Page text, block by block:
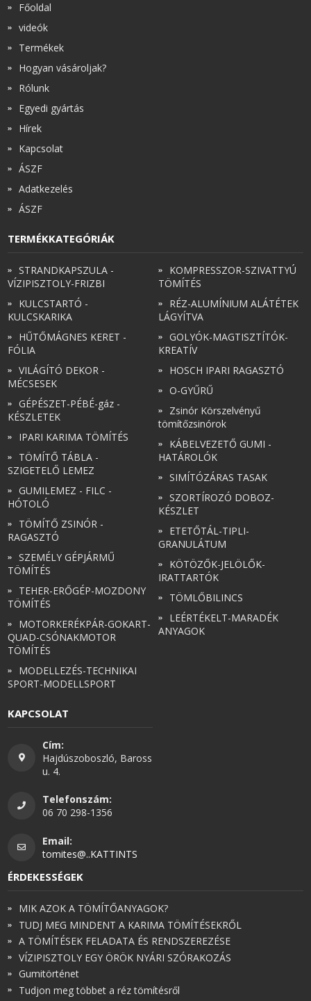
Főoldal
videók
Termékek
Hogyan vásároljak?
Rólunk
Egyedi gyártás
Hírek
Kapcsolat
ÁSZF
Adatkezelés
ÁSZF
TERMÉKKATEGÓRIÁK
STRANDKAPSZULA -
VÍZIPISZTOLY-FRIZBI
KULCSTARTÓ -
KULCSKARIKA
HŰTŐMÁGNES KERET -
FÓLIA
VILÁGÍTÓ DEKOR -
MÉCSESEK
GÉPÉSZET-PÉBÉ-gáz -
KÉSZLETEK
IPARI KARIMA TÖMÍTÉS
TÖMÍTŐ TÁBLA -
SZIGETELŐ LEMEZ
GUMILEMEZ - FILC -
HÓTOLÓ
TÖMÍTŐ ZSINÓR -
RAGASZTÓ
SZEMÉLY GÉPJÁRMŰ
TÖMÍTÉS
TEHER-ERŐGÉP-MOZDONY
TÖMÍTÉS
MOTORKERÉKPÁR-GOKART-
QUAD-CSÓNAKMOTOR
TÖMÍTÉS
MODELLEZÉS-TECHNIKAI
SPORT-MODELLSPORT
KOMPRESSZOR-SZIVATTYÚ
TÖMÍTÉS
RÉZ-ALUMÍNIUM ALÁTÉTEK
LÁGYÍTVA
GOLYÓK-MAGTISZTÍTÓK-
KREATÍV
HOSCH IPARI RAGASZTÓ
O-GYŰRŰ
Zsinór Körszelvényű
tömítőzsinórok
KÁBELVEZETŐ GUMI -
HATÁROLÓK
SIMÍTÓZÁRAS TASAK
SZORTÍROZÓ DOBOZ-
KÉSZLET
ETETŐTÁL-TIPLI-
GRANULÁTUM
KÖTÖZŐK-JELÖLŐK-
IRATTARTÓK
TÖMLŐBILINCS
LEÉRTÉKELT-MARADÉK
ANYAGOK
KAPCSOLAT
Cím:
Hajdúszoboszló, Baross
u. 4.
Telefonszám:
06 70 298-1356
Email:
tomites@..KATTINTS
ÉRDEKESSÉGEK
MIK AZOK A TÖMÍTŐANYAGOK?
TUDJ MEG MINDENT A KARIMA TÖMÍTÉSEKRŐL
A TÖMÍTÉSEK FELADATA ÉS RENDSZEREZÉSE
VÍZIPISZTOLY EGY ÖRÖK NYÁRI SZÓRAKOZÁS
Gumitörténet
Tudjon meg többet a réz tömítésről